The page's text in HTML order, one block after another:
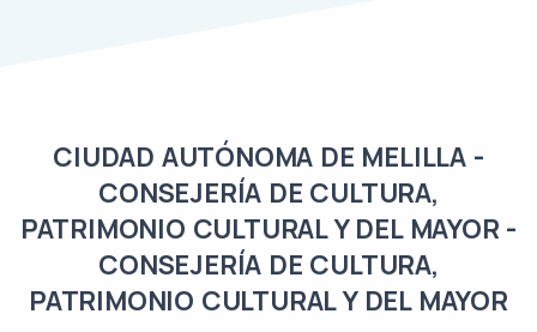
CIUDAD AUTÓNOMA DE MELILLA -
CONSEJERÍA DE CULTURA,
PATRIMONIO CULTURAL Y DEL MAYOR -
CONSEJERÍA DE CULTURA,
PATRIMONIO CULTURAL Y DEL MAYOR